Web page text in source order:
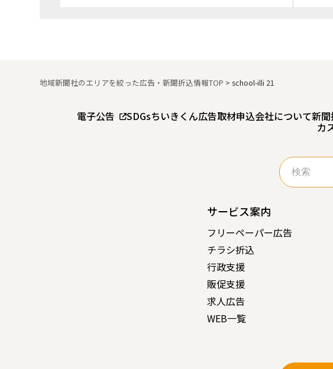
地域新聞社のエリアを絞った広告・新聞折込情報TOP >school-illi 21
電子公告 SDGsちいきくん広告取材申込会社について新聞
カ
検
索:
サービス案内
フリーペーパー広告
チラシ折込
行政支援
販促支援
求人広告
WEB一覧